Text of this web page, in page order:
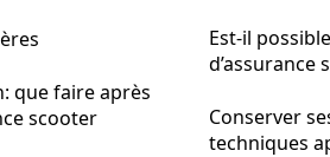
que faire après
scooter
Est-il
d’assurance
Conserver
techniques